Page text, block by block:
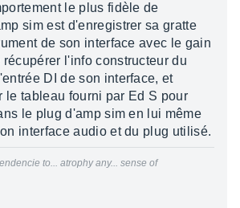
le plus fidèle de
sim est d'enregistrer sa gratte
de son interface avec le gain
l'info constructeur du
DI de son interface, et
le tableau fourni par Ed S pour
le plug d'amp sim en lui même
interface audio et du plug utilisé.
to... atrophy any... sense of